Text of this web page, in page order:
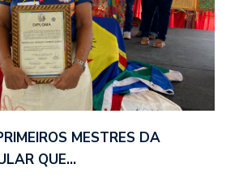
MESTRES DA
QUE…